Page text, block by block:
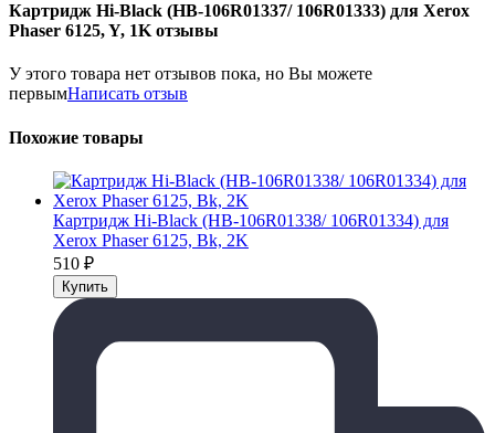
Картридж Hi-Black (HB-106R01337/ 106R01333) для Xerox
Phaser 6125, Y, 1K отзывы
У этого товара нет отзывов пока, но Вы можете
первымНаписать отзыв
Похожие товары
Картридж Hi-Black (HB-106R01338/ 106R01334) для
Xerox Phaser 6125, Bk, 2K
510 ₽